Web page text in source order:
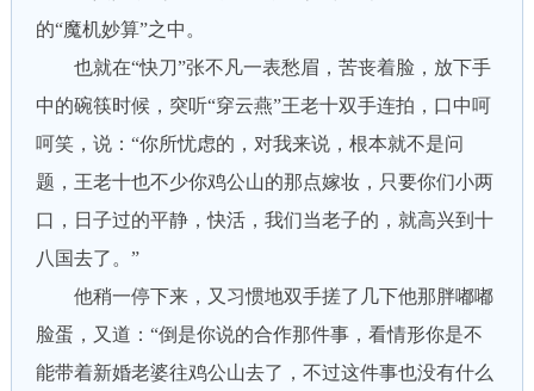
的“魔机妙算”之中。
也就在“快刀”张不凡一表愁眉，苦丧着脸，放下手
中的碗筷时候，突听“穿云燕”王老十双手连拍，口中呵
呵笑，说：“你所忧虑的，对我来说，根本就不是问
题，王老十也不少你鸡公山的那点嫁妆，只要你们小两
口，日子过的平静，快活，我们当老子的，就高兴到十
八国去了。”
他稍一停下来，又习惯地双手搓了几下他那胖嘟嘟
脸蛋，又道：“倒是你说的合作那件事，看情形你是不
能带着新婚老婆往鸡公山去了，不过这件事也没有什么